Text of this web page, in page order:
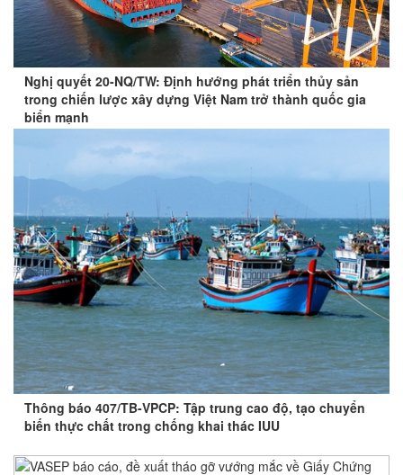
Nghị quyết 20-NQ/TW: Định hướng phát triển thủy sản
trong chiến lược xây dựng Việt Nam trở thành quốc gia
biển mạnh
Thông báo 407/TB-VPCP: Tập trung cao độ, tạo chuyển
biến thực chất trong chống khai thác IUU